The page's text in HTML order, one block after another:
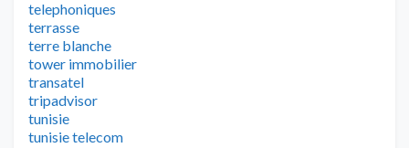
telephoniques
terrasse
terre blanche
tower immobilier
transatel
tripadvisor
tunisie
tunisie telecom